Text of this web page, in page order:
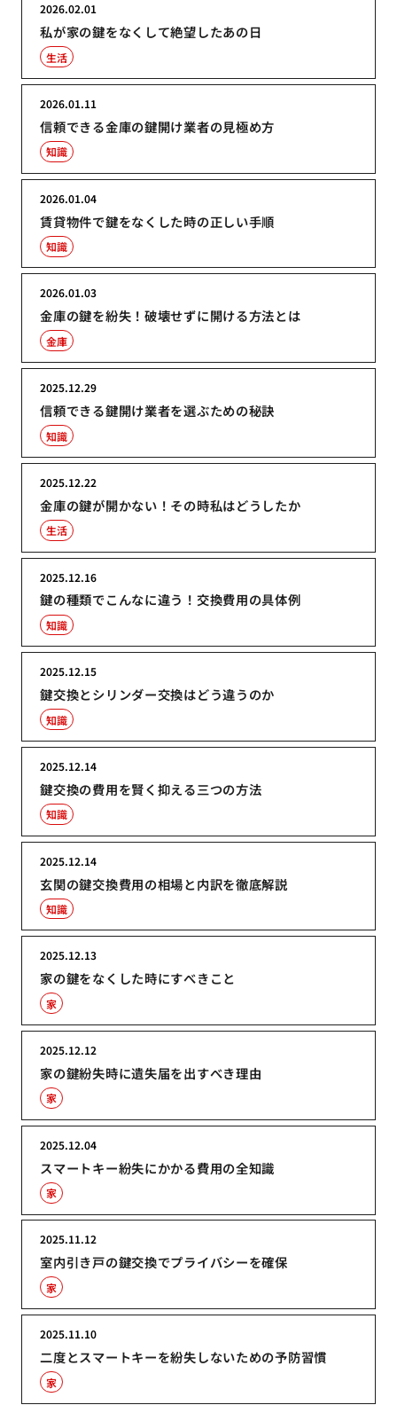
私が家の鍵をなくして絶望したあの日
2026.02.01
生活
信頼できる金庫の鍵開け業者の見極め方
2026.01.11
知識
賃貸物件で鍵をなくした時の正しい手順
2026.01.04
知識
金庫の鍵を紛失！破壊せずに開ける方法とは
2026.01.03
金庫
信頼できる鍵開け業者を選ぶための秘訣
2025.12.29
知識
金庫の鍵が開かない！その時私はどうしたか
2025.12.22
生活
鍵の種類でこんなに違う！交換費用の具体例
2025.12.16
知識
鍵交換とシリンダー交換はどう違うのか
2025.12.15
知識
鍵交換の費用を賢く抑える三つの方法
2025.12.14
知識
玄関の鍵交換費用の相場と内訳を徹底解説
2025.12.14
知識
家の鍵をなくした時にすべきこと
2025.12.13
家
家の鍵紛失時に遺失届を出すべき理由
2025.12.12
家
スマートキー紛失にかかる費用の全知識
2025.12.04
家
室内引き戸の鍵交換でプライバシーを確保
2025.11.12
家
二度とスマートキーを紛失しないための予防習慣
2025.11.10
家